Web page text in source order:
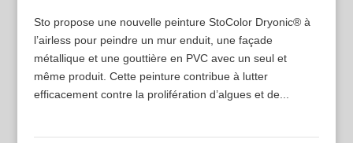
Sto propose une nouvelle peinture StoColor Dryonic® à
l’airless pour peindre un mur enduit, une façade
métallique et une gouttière en PVC avec un seul et
même produit. Cette peinture contribue à lutter
efficacement contre la prolifération d’algues et de...